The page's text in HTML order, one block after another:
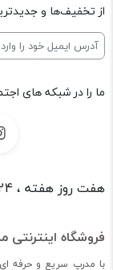
از تخفیف‌ها و
ما را در شبکه های
هفت روز هفته ، 24 ساعت شبانه‌روز پاسخگوی شما هستیم.
فروشگاه اینترنتی
با مدرپ سریع و حرفه